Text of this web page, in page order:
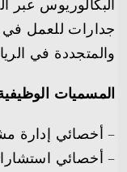
جدارات للعمل في
والمتجددة في
المسميات
– أخصائي إدارة
– أخصائي